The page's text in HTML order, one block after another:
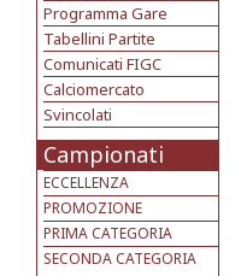
Programma Gare
Tabellini Partite
Comunicati FIGC
Calciomercato
Svincolati
Campionati
ECCELLENZA
PROMOZIONE
PRIMA CATEGORIA
SECONDA CATEGORIA